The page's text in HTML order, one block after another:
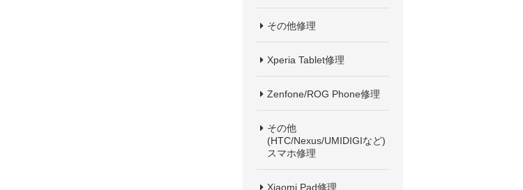
その他修理
Xperia Tablet修理
Zenfone/ROG Phone修理
その他
(HTC/Nexus/UMIDIGIなど)
スマホ修理
Xiaomi Pad修理